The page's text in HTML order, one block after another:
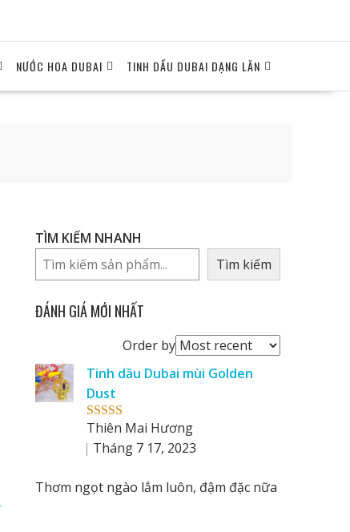
NƯỚC HOA DUBAI TINH DẦU DUBAI DẠNG LĂN
TÌM KIẾM NHANH
Tìm kiếm
ĐÁNH GIÁ MỚI NHẤT
Order byOrder
reviews
by
Rated5 out
of 5
Tinh dầu Dubai mùi Golden
Dust
Thiên Mai Hương
Tháng 7 17, 2023
Thơm ngọt ngào lắm luôn, đậm đặc nữa